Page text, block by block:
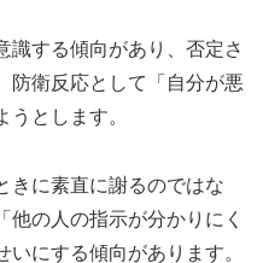
識する傾向があり、否定さ
防衛反応として「自分が悪
とします。
きに素直に謝るのではな
他の人の指示が分かりにく
にする傾向があります。